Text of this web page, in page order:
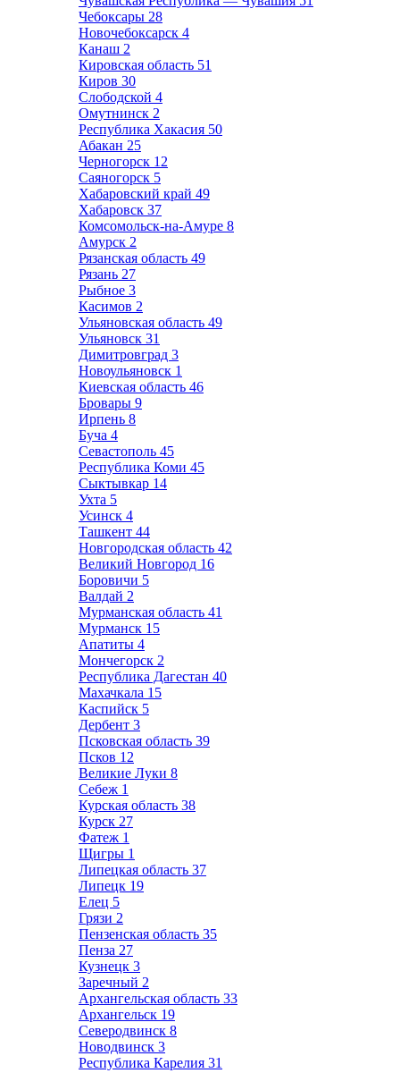
Чебоксары 28
Новочебоксарск 4
Канаш 2
Кировская область 51
Киров 30
Слободской 4
Омутнинск 2
Республика Хакасия 50
Абакан 25
Черногорск 12
Саяногорск 5
Хабаровский край 49
Хабаровск 37
Комсомольск-на-Амуре 8
Амурск 2
Рязанская область 49
Рязань 27
Рыбное 3
Касимов 2
Ульяновская область 49
Ульяновск 31
Димитровград 3
Новоульяновск 1
Киевская область 46
Бровары 9
Ирпень 8
Буча 4
Севастополь 45
Республика Коми 45
Сыктывкар 14
Ухта 5
Усинск 4
Ташкент 44
Новгородская область 42
Великий Новгород 16
Боровичи 5
Валдай 2
Мурманская область 41
Мурманск 15
Апатиты 4
Мончегорск 2
Республика Дагестан 40
Махачкала 15
Каспийск 5
Дербент 3
Псковская область 39
Псков 12
Великие Луки 8
Себеж 1
Курская область 38
Курск 27
Фатеж 1
Щигры 1
Липецкая область 37
Липецк 19
Елец 5
Грязи 2
Пензенская область 35
Пенза 27
Кузнецк 3
Заречный 2
Архангельская область 33
Архангельск 19
Северодвинск 8
Новодвинск 3
Республика Карелия 31